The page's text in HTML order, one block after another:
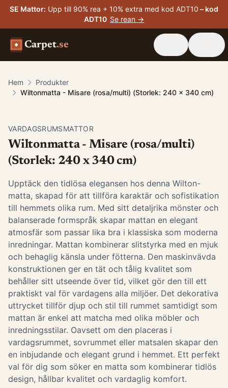
SE Mattor: Upp till 90% rea + 10% extra med kod ADT10 – kod
ADT10 Se rean →
Carpet.se
Hem
Produkter
Wiltonmatta - Misare (rosa/multi) (Storlek: 240 x 340 cm)
VARDAGSRUMSMATTOR
Wiltonmatta - Misare (rosa/multi)
(Storlek: 240 x 340 cm)
Upptäck den tidlösa elegansen hos denna Wilton-
matta, skapad för att tillföra karaktär och sofistikation
till hemmets olika rum. Med sitt detaljrika mönster och
balanserade formspråk skapar mattan en elegant
atmosfär som passar lika bra i klassiska som moderna
inredningar. Mattan kombinerar slitstyrka med en mjuk
och behaglig känsla under fötterna. Den maskinvävda
konstruktionen ger en tät och tålig kvalitet som
behåller sitt utseende över tid, vilket gör den till ett
praktiskt val för vardagens alla miljöer. Det dekorativa
uttrycket tillför djup och stil till rummet samtidigt som
mattan är enkel att matcha med olika möbler och
inredningsstilar. Oavsett om den placeras i
vardagsrummet, sovrummet eller matsalen skapar den
en inbjudande och elegant grund i hemmet. Ett perfekt
val för dig som söker en matta som kombinerar tidlös
design, hållbar kvalitet och vardaglig komfort.